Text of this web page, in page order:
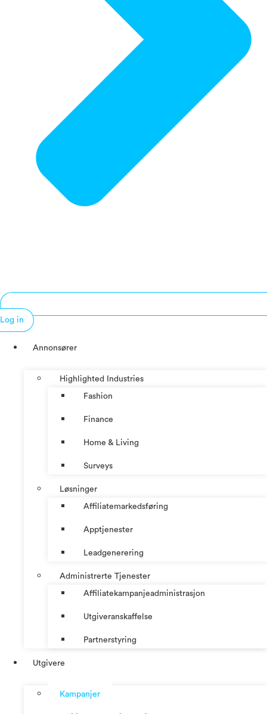
Log in
Annonsører
Highlighted Industries
Fashion
Finance
Home & Living
Surveys
Løsninger
Affiliatemarkedsføring
Apptjenester
Leadgenerering
Administrerte Tjenester
Affiliatekampanjeadministrasjon
Utgiveranskaffelse
Partnerstyring
Utgivere
Kampanjer